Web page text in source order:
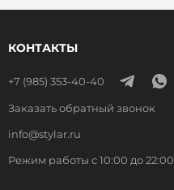
КОНТАКТЫ
+7 (985) 353-40-40
Заказать обратный звонок
info@stylar.ru
Режим работы с 10:00 до 22:00